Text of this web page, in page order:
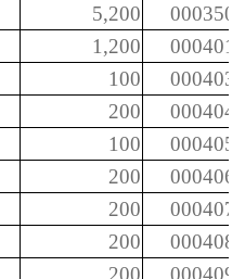
5,200
000350
1,200
000401
100
000403
200
000404
100
000405
200
000406
200
000407
200
000408
200
000409